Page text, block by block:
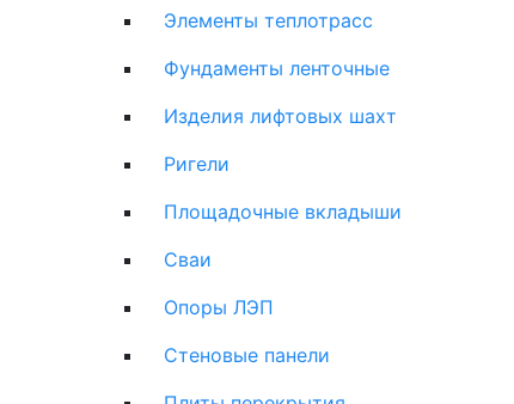
Элементы теплотрасс
Фундаменты ленточные
Изделия лифтовых шахт
Ригели
Площадочные вкладыши
Сваи
Опоры ЛЭП
Стеновые панели